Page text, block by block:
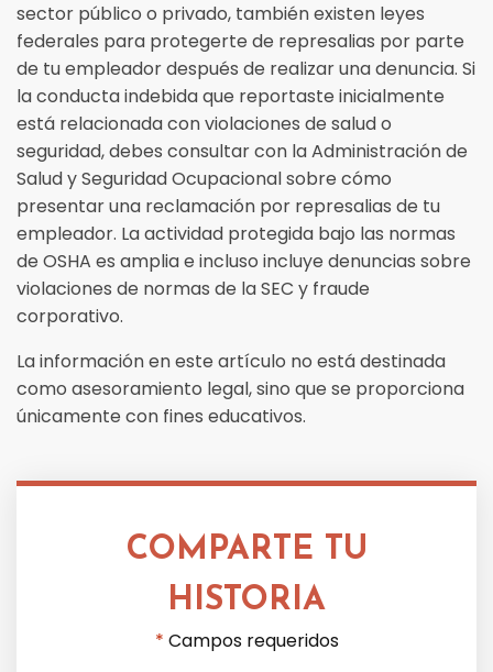
sector público o privado, también existen leyes
federales para protegerte de represalias por parte
de tu empleador después de realizar una denuncia. Si
la conducta indebida que reportaste inicialmente
está relacionada con violaciones de salud o
seguridad, debes consultar con la Administración de
Salud y Seguridad Ocupacional sobre cómo
presentar una reclamación por represalias de tu
empleador. La actividad protegida bajo las normas
de OSHA es amplia e incluso incluye denuncias sobre
violaciones de normas de la SEC y fraude
corporativo.
La información en este artículo no está destinada
como asesoramiento legal, sino que se proporciona
únicamente con fines educativos.
COMPARTE TU
HISTORIA
* Campos requeridos